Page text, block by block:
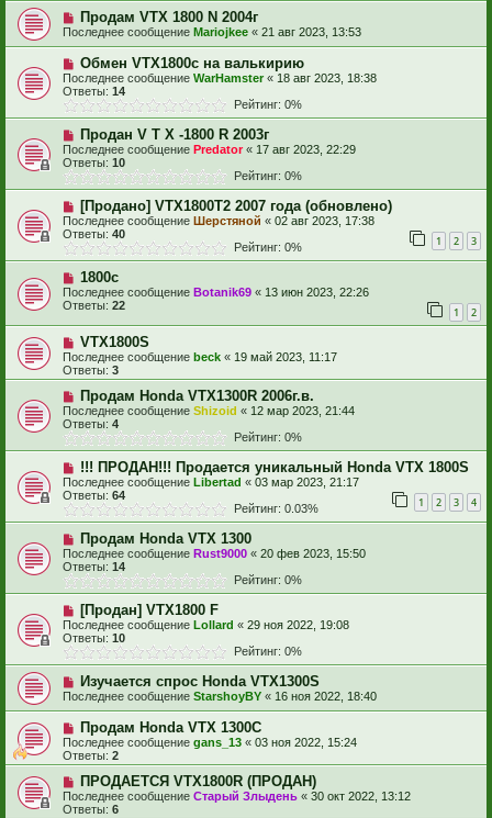
Продам VTX 1800 N 2004г
Последнее сообщение Mariojkee « 21 авг 2023, 13:53
Обмен VTX1800c на валькирию
Последнее сообщение WarHamster« 18 авг 2023, 18:38
Ответы: 14
Рейтинг: 0%
Продан V T X -1800 R 2003г
Последнее сообщение Predator« 17 авг 2023, 22:29
Ответы: 10
Рейтинг: 0%
[Продано] VTX1800T2 2007 года (обновлено)
Последнее сообщение Шерстяной « 02 авг 2023, 17:38
Ответы: 40 1 2 3
Рейтинг: 0%
1800c
Последнее сообщение Botanik69 « 13 июн 2023, 22:26
Ответы: 22 1 2
VTX1800S
Последнее сообщение beck « 19 май 2023, 11:17
Ответы: 3
Продам Honda VTX1300R 2006г.в.
Последнее сообщение Shizoid « 12 мар 2023, 21:44
Ответы: 4
Рейтинг: 0%
!!! ПРОДАН!!! Продается уникальный Honda VTX 1800S
Последнее сообщение Libertad « 03 мар 2023, 21:17
Ответы: 64 1 2 3 4
Рейтинг: 0.03%
Продам Honda VTX 1300
Последнее сообщение Rust9000 « 20 фев 2023, 15:50
Ответы: 14
Рейтинг: 0%
[Продан] VTX1800 F
Последнее сообщение Lollard « 29 ноя 2022, 19:08
Ответы: 10
Рейтинг: 0%
Изучается спрос Honda VTX1300S
Последнее сообщение StarshoyBY « 16 ноя 2022, 18:40
Продам Honda VTX 1300C
Последнее сообщение gans_13 « 03 ноя 2022, 15:24
Ответы: 2
ПРОДАЕТСЯ VTX1800R (ПРОДАН)
Последнее сообщение Старый Злыдень « 30 окт 2022, 13:12
Ответы: 6